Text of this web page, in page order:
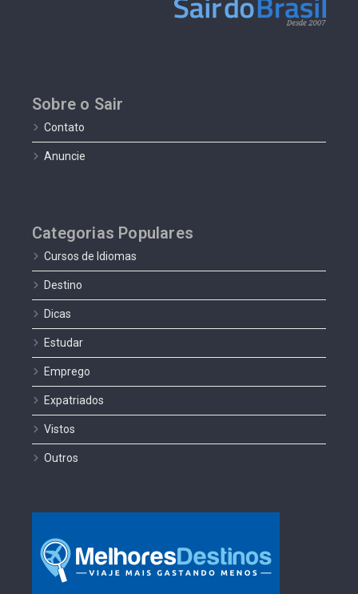
Sobre o Sair
Contato
Anuncie
Categorias Populares
Cursos de Idiomas
Destino
Dicas
Estudar
Emprego
Expatriados
Vistos
Outros